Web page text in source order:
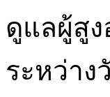
ดูแลผู้สูง
ระหว่าง